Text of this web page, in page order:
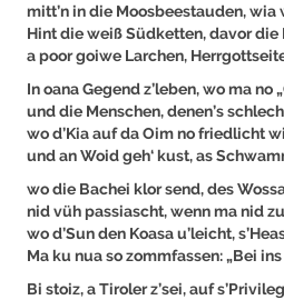
mitt’n in die Moosbeestauden, wia
Hint die weiß Südketten, davor die
a poor goiwe Larchen,
In oana Gegend z’leben, wo ma no
und die Menschen, denen’s
wo d’Kia auf da Oim no friedlicht
und an Woid geh‘ kust, as
wo die Bachei klor send, des
nid vüh passiascht, wenn ma nid
wo d’Sun den Koasa u’leicht,
Ma ku nua so zommfassen: „Bei
Bi stoiz, a Tiroler z’sei, auf